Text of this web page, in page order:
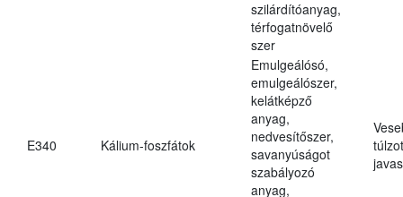
szilárdítóanyag,
térfogatnövelő
szer
E340 Kálium-foszfátok
Emulgeálósó,
emulgeálószer,
kelátképző
anyag,
nedvesítőszer,
savanyúságot
szabályozó
anyag,